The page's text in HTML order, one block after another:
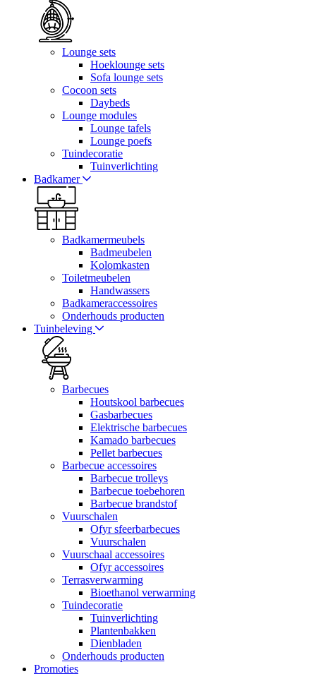
Lounge sets
Hoeklounge sets
Sofa lounge sets
Cocoon sets
Daybeds
Lounge modules
Lounge tafels
Lounge poefs
Tuindecoratie
Tuinverlichting
Badkamer
Badkamermeubels
Badmeubelen
Kolomkasten
Toiletmeubelen
Handwassers
Badkameraccessoires
Onderhouds producten
Tuinbeleving
Barbecues
Houtskool barbecues
Gasbarbecues
Elektrische barbecues
Kamado barbecues
Pellet barbecues
Barbecue accessoires
Barbecue trolleys
Barbecue toebehoren
Barbecue brandstof
Vuurschalen
Ofyr sfeerbarbecues
Vuurschalen
Vuurschaal accessoires
Ofyr accessoires
Terrasverwarming
Bioethanol verwarming
Tuindecoratie
Tuinverlichting
Plantenbakken
Dienbladen
Onderhouds producten
Promoties